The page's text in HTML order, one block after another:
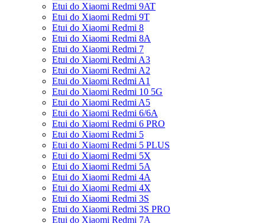
Etui do Xiaomi Redmi 9AT
Etui do Xiaomi Redmi 9T
Etui do Xiaomi Redmi 8
Etui do Xiaomi Redmi 8A
Etui do Xiaomi Redmi 7
Etui do Xiaomi Redmi A3
Etui do Xiaomi Redmi A2
Etui do Xiaomi Redmi A1
Etui do Xiaomi Redmi 10 5G
Etui do Xiaomi Redmi A5
Etui do Xiaomi Redmi 6/6A
Etui do Xiaomi Redmi 6 PRO
Etui do Xiaomi Redmi 5
Etui do Xiaomi Redmi 5 PLUS
Etui do Xiaomi Redmi 5X
Etui do Xiaomi Redmi 5A
Etui do Xiaomi Redmi 4A
Etui do Xiaomi Redmi 4X
Etui do Xiaomi Redmi 3S
Etui do Xiaomi Redmi 3S PRO
Etui do Xiaomi Redmi 7A